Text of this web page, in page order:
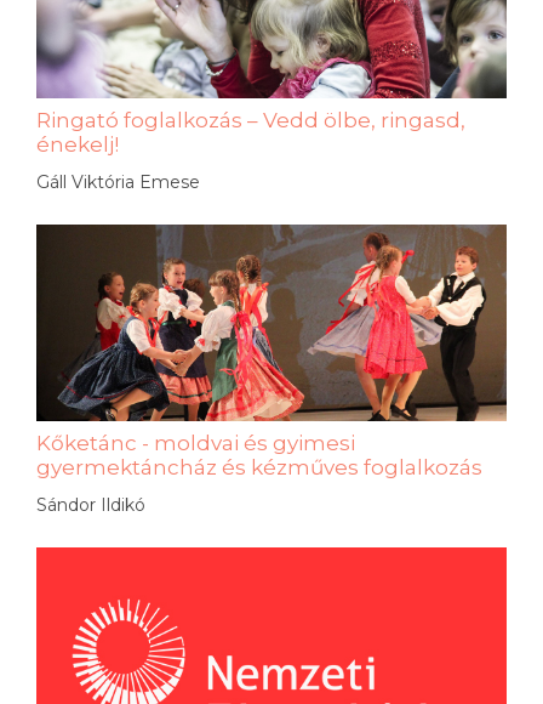
Ringató foglalkozás – Vedd ölbe, ringasd,
énekelj!
Gáll Viktória Emese
Kőketánc - moldvai és gyimesi
gyermektáncház és kézműves foglalkozás
Sándor Ildikó